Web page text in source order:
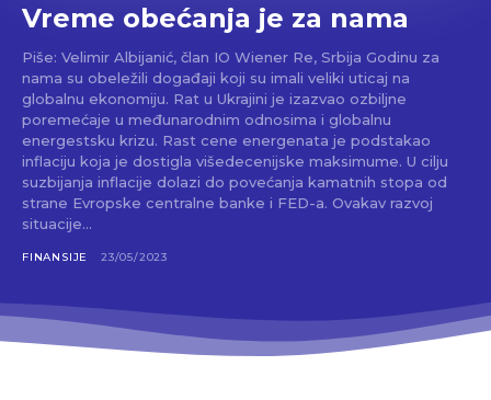
Vreme obećanja je za nama
Piše: Velimir Albijanić, član IO Wiener Re, Srbija Godinu za
nama su obeležili događaji koji su imali veliki uticaj na
globalnu ekonomiju. Rat u Ukrajini je izazvao ozbiljne
poremećaje u međunarodnim odnosima i globalnu
energestsku krizu. Rast cene energenata je podstakao
inflaciju koja je dostigla višedecenijske maksimume. U cilju
suzbijanja inflacije dolazi do povećanja kamatnih stopa od
strane Evropske centralne banke i FED-a. Ovakav razvoj
situacije...
FINANSIJE 23/05/2023